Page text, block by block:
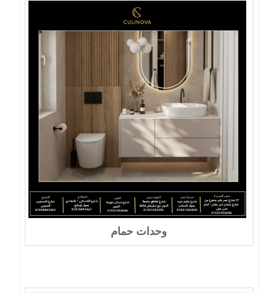
وحدات حمام